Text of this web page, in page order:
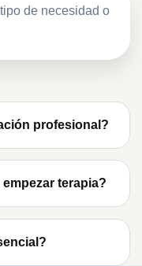
de necesidad o
profesional?
terapia?